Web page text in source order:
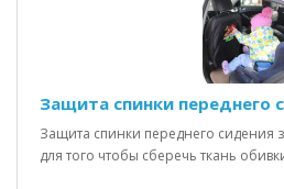
Защита спинки переднего
Защита спинки переднего сидения
для того чтобы сберечь ткань